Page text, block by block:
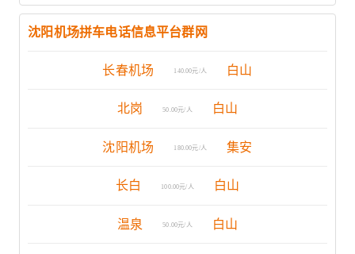
沈阳机场拼车电话信息平台群网
长春机场 140.00元/人 白山
北岗 50.00元/人 白山
沈阳机场 180.00元/人 集安
长白 100.00元/人 白山
温泉 50.00元/人 白山